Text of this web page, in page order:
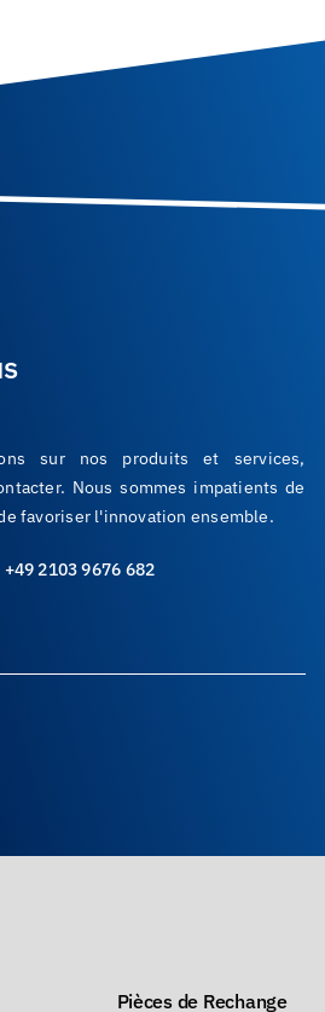
sur nos produits et services,
Nous sommes impatients de
favoriser l'innovation ensemble.
2103 9676 682
Pièces de Rechange